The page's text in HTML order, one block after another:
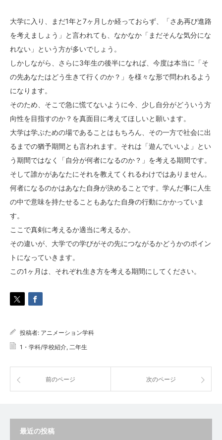
大学に入り、まだ1年と7ヶ月しか経っておらず、「さあ再び進路
を考えましょう」と言われても、なかなか「まだそんな気分にな
れない」という方が多いでしょう。
しかしながら、さらに3年生の後半になれば、今度は本当に「そ
の先あなたはどう生きて行くのか？」を様々な形で問われるよう
になります。
そのため、そこで急に慌てないように今、少し自分がどういう方
向性を目指すのか？を真面目に考えてほしいと願います。
大学は学ぶための場であることはもちろん、その一方で社会に出
るまでの猶予期間とも言われます。それは「遊んでいいよ」とい
う期間ではなく「自分が何者になるのか？」を考える期間です。
そして誰かがあなたにそれを教えてくれるわけではありません。
何者になるのかはあなた自身が決めることです。学んだ事に人生
の中で意味を持たせることもあなた自身の行動にかかっていま
す。
ここで真剣に考えるか適当に考えるか。
その違いが、大学での学びがその先につながるかどうかのポイン
トになっていきます。
この1ヶ月は、それぞれ生き方を考える期間にしてください。
投稿者: アニメーション学科
1・学科/学校紹介, 二年生
前のページ 次のページ
最近の投稿